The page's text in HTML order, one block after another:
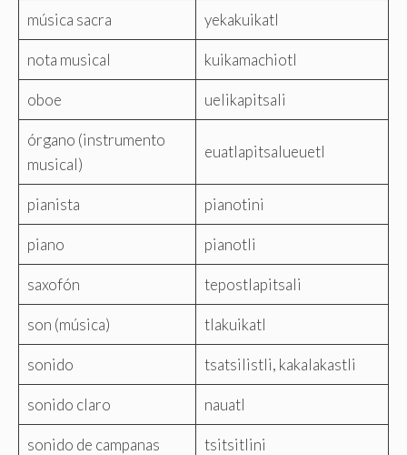
música sacra yekakuikatl
nota musical kuikamachiotl
oboe uelikapitsali
órgano (instrumento
musical)
euatlapitsalueuetl
pianista pianotini
piano pianotli
saxofón tepostlapitsali
son (música) tlakuikatl
sonido tsatsilistli, kakalakastli
sonido claro nauatl
sonido de campanas tsitsitlini